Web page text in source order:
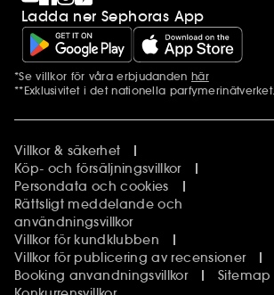
Ladda ner Sephoras App
Ytterligare information
*Se villkor för våra erbjudanden här
**Exklusivitet i det nationella parfymerinätverket.
Villkor & säkerhet
Köp- och försäljningsvillkor
Persondata och cookies
Rättsligt meddelande och
användningsvillkor
Villkor för kundklubben
Villkor för publicering av recensioner
Booking anvandningsvillkor
Sitemap